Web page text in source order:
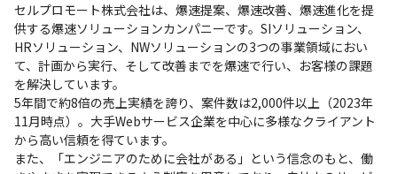
セルプロモート株式会社は、爆速提案、爆速改善、爆速進化を提
供する爆速ソリューションカンパニーです。SIソリューション、
HRソリューション、NWソリューションの3つの事業領域におい
て、計画から実行、そして改善までを爆速で行い、お客様の課題
を解決しています。
5年間で約8倍の売上実績を誇り、案件数は2,000件以上（2023年
11月時点）。大手Webサービス企業を中心に多様なクライアント
から高い信頼を得ています。
また、「エンジニアのために会社がある」という信念のもと、働